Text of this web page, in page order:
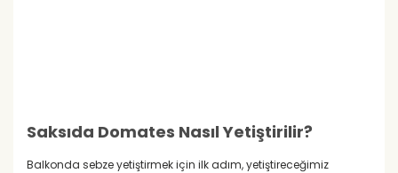
Saksıda Domates Nasıl Yetiştirilir?
Balkonda sebze yetiştirmek için ilk adım, yetiştireceğimiz